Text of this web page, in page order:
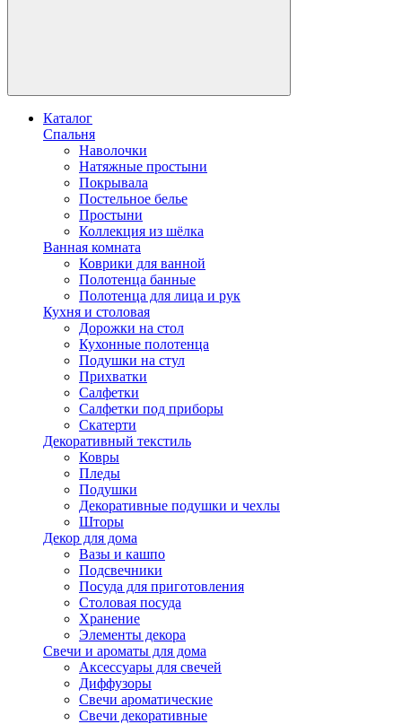
Каталог
Спальня
Наволочки
Натяжные простыни
Покрывала
Постельное белье
Простыни
Коллекция из шёлка
Ванная комната
Коврики для ванной
Полотенца банные
Полотенца для лица и рук
Кухня и столовая
Дорожки на стол
Кухонные полотенца
Подушки на стул
Прихватки
Салфетки
Салфетки под приборы
Скатерти
Декоративный текстиль
Ковры
Пледы
Подушки
Декоративные подушки и чехлы
Шторы
Декор для дома
Вазы и кашпо
Подсвечники
Посуда для приготовления
Столовая посуда
Хранение
Элементы декора
Свечи и ароматы для дома
Аксессуары для свечей
Диффузоры
Свечи ароматические
Свечи декоративные